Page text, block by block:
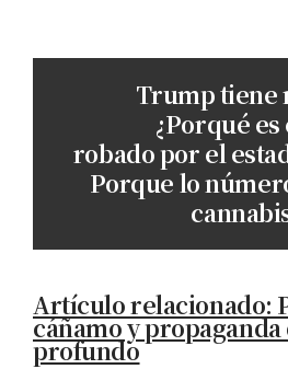
Trump tiene
¿Porqué es
robado por el
Porque lo
Artículo relacionado:
cáñamo y propaganda
profundo